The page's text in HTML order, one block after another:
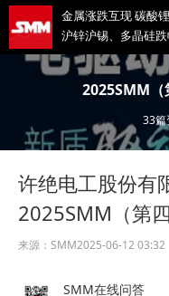
金属涨跌互现 碳酸
沪锌沪锡、多晶硅跌
海绵锆等23项招标
【汽车会】安安新
ASCC2026（第八
掌上有色
2025SMM（
33篇
许绝电工股份有
2025SMM（第
来源： SMM2025-06-12 03:32
SMM在线问答